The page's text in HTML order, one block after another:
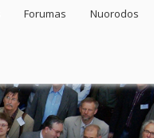
Forumas Nuorodos